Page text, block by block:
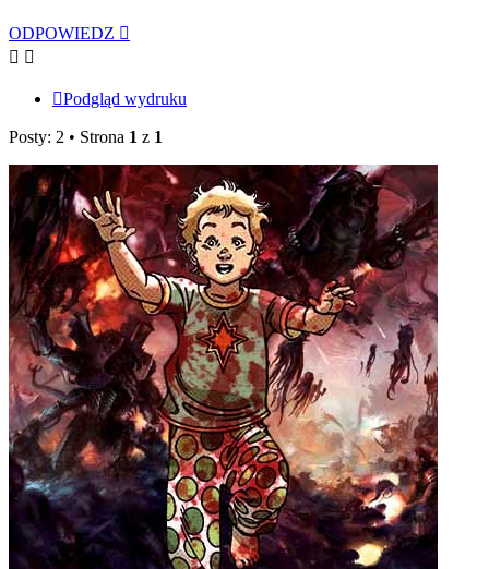
ODPOWIEDZ
Podgląd wydruku
Posty: 2 • Strona 1 z 1